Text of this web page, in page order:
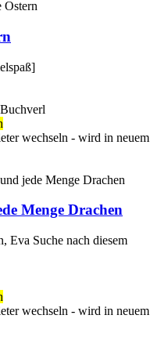
wechseln - wird in neuem
Menge Drachen
Eva Suche nach diesem
wechseln - wird in neuem